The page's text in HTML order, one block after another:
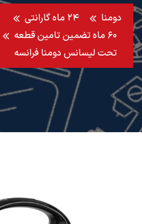
دومنا
۲۴ ماه گارانتی
۶۰ ماه تضمین تامین قطعه
تحت لیسانس دومنا فرانسه